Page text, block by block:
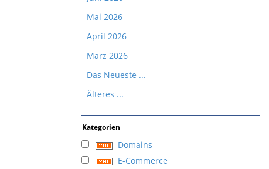
Mai 2026
April 2026
März 2026
Das Neueste ...
Älteres ...
Kategorien
Domains
E-Commerce